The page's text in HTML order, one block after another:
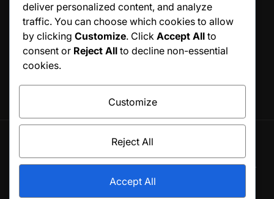
SZUKAJ
Search
for:
© All rights reserved. Proudly powered by WordPress.
Theme BlogSky designed by WPInterface
deliver personalized content, and analyze
traffic. You can choose which cookies to allow
by clicking Customize. Click Accept All to
consent or Reject All to decline non-essential
cookies.
Customize
Reject All
Accept All